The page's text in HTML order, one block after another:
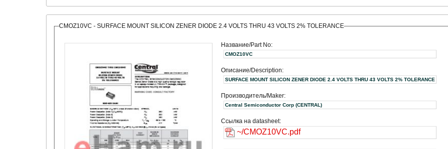
CMOZ10VC - SURFACE MOUNT SILICON ZENER DIODE 2.4 VOLTS THRU 43 VOLTS 2% TOLERANCE
Название/Part No:
CMOZ10VC
Описание/Description:
SURFACE MOUNT SILICON ZENER DIODE 2.4 VOLTS THRU 43 VOLTS 2% TOLERANCE
Производитель/Maker:
Central Semiconductor Corp (CENTRAL)
Ссылка на datasheet:
~/CMOZ10VC.pdf